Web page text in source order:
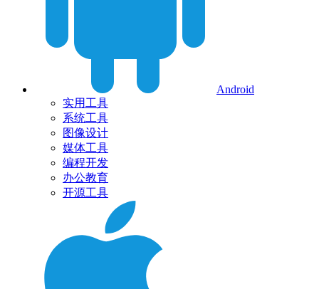
Android
实用工具
系统工具
图像设计
媒体工具
编程开发
办公教育
开源工具